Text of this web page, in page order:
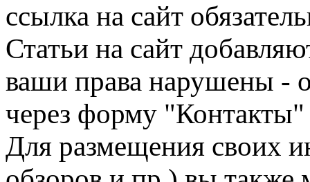
ссылка на сайт
Статьи на сайт
ваши права нарушены -
через форму "Контакты"
Для размещения своих